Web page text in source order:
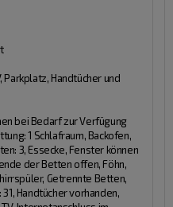
Parkplatz, Handtücher und
bei Bedarf zur Verfügung
1 Schlafraum, Backofen,
3, Essecke, Fenster können
der Betten offen, Föhn,
Getrennte Betten,
Handtücher vorhanden,